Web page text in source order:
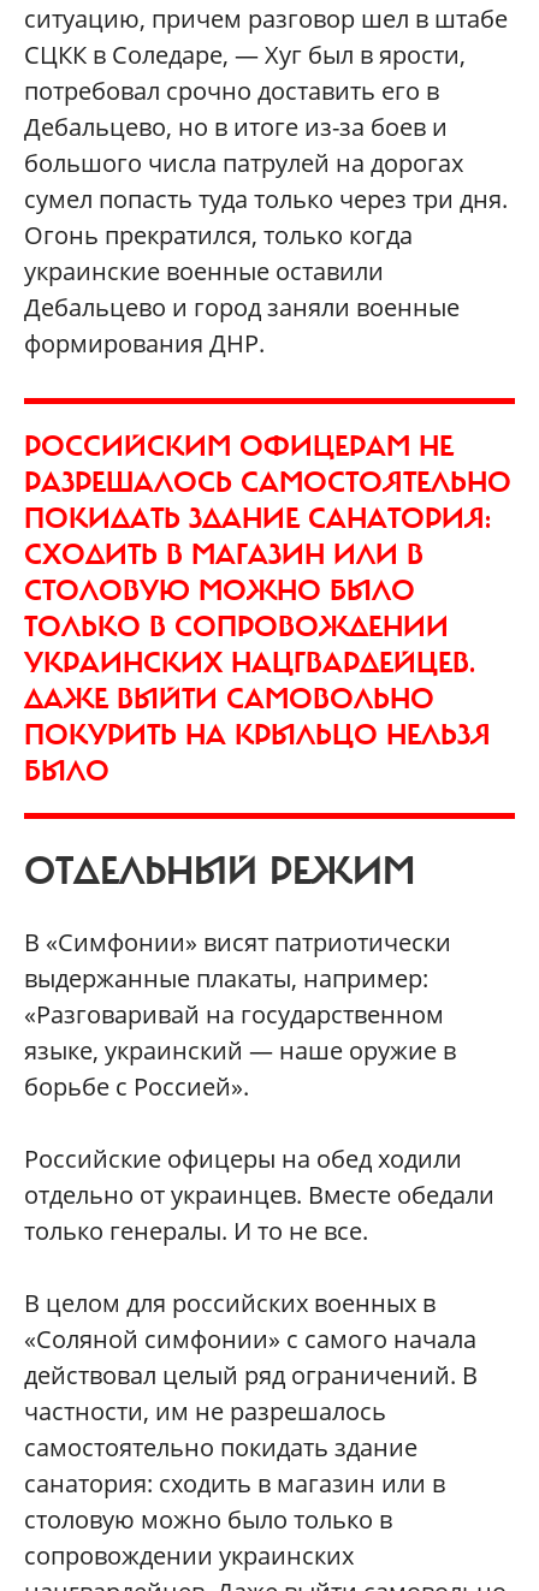
ситуацию, причем разговор шел в штабе
СЦКК в Соледаре, — Хуг был в ярости,
потребовал срочно доставить его в
Дебальцево, но в итоге из-за боев и
большого числа патрулей на дорогах
сумел попасть туда только через три дня.
Огонь прекратился, только когда
украинские военные оставили
Дебальцево и город заняли военные
формирования ДНР.
РОССИЙСКИМ ОФИЦЕРАМ НЕ
РАЗРЕШАЛОСЬ САМОСТОЯТЕЛЬНО
ПОКИДАТЬ ЗДАНИЕ САНАТОРИЯ:
СХОДИТЬ В МАГАЗИН ИЛИ В
СТОЛОВУЮ МОЖНО БЫЛО
ТОЛЬКО В СОПРОВОЖДЕНИИ
УКРАИНСКИХ НАЦГВАРДЕЙЦЕВ.
ДАЖЕ ВЫЙТИ САМОВОЛЬНО
ПОКУРИТЬ НА КРЫЛЬЦО НЕЛЬЗЯ
БЫЛО
ОТДЕЛЬНЫЙ РЕЖИМ
В «Симфонии» висят патриотически
выдержанные плакаты, например:
«Разговаривай на государственном
языке, украинский — наше оружие в
борьбе с Россией».
Российские офицеры на обед ходили
отдельно от украинцев. Вместе обедали
только генералы. И то не все.
В целом для российских военных в
«Соляной симфонии» с самого начала
действовал целый ряд ограничений. В
частности, им не разрешалось
самостоятельно покидать здание
санатория: сходить в магазин или в
столовую можно было только в
сопровождении украинских